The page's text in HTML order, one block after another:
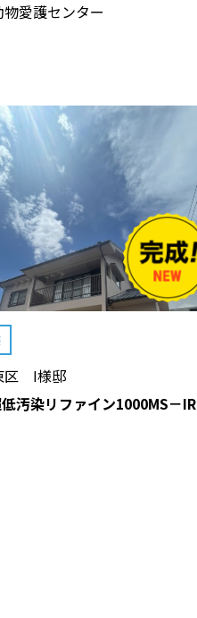
愛護センター
区 I様邸
汚染リファイン1000MS－IR